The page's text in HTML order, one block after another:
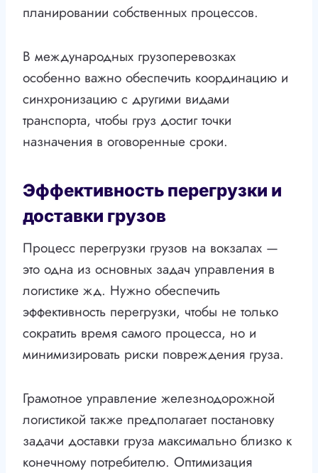
планировании собственных процессов.
В международных грузоперевозках
особенно важно обеспечить координацию и
синхронизацию с другими видами
транспорта, чтобы груз достиг точки
назначения в оговоренные сроки.
Эффективность перегрузки и
доставки грузов
Процесс перегрузки грузов на вокзалах —
это одна из основных задач управления в
логистике жд. Нужно обеспечить
эффективность перегрузки, чтобы не только
сократить время самого процесса, но и
минимизировать риски повреждения груза.
Грамотное управление железнодорожной
логистикой также предполагает постановку
задачи доставки груза максимально близко к
конечному потребителю. Оптимизация